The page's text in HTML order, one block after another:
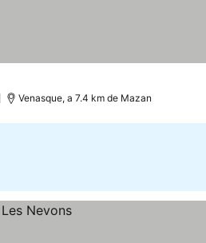
Venasque, a 7.4 km de Mazan